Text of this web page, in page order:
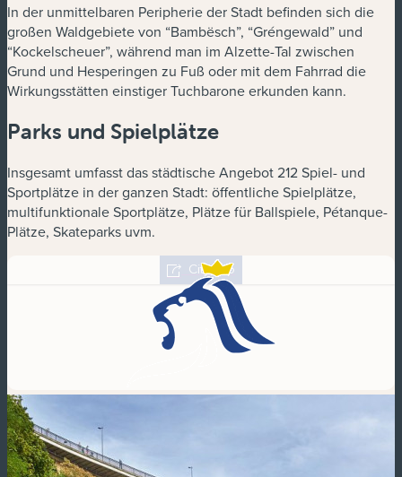
In der unmittelbaren Peripherie der Stadt befinden sich die
großen Waldgebiete von “Bambësch”, “Gréngewald” und
“Kockelscheuer”, während man im Alzette-Tal zwischen
Grund und Hesperingen zu Fuß oder mit dem Fahrrad die
Wirkungsstätten einstiger Tuchbarone erkunden kann.
Parks und Spielplätze
Insgesamt umfasst das städtische Angebot 212 Spiel- und
Sportplätze in der ganzen Stadt: öffentliche Spielplätze,
multifunktionale Sportplätze, Plätze für Ballspiele, Pétanque-
Plätze, Skateparks uvm.